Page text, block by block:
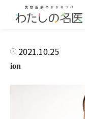
2021.10.25
ion